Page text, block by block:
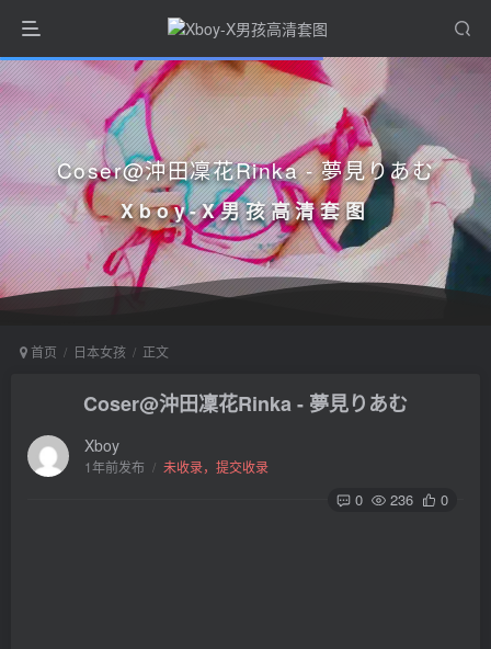
Coser@沖田凜花Rinka - 夢見りあむ
Xboy-X男孩高清套图
首页 日本女孩 正文
Coser@沖田凜花Rinka - 夢見りあむ
Xboy
1年前发布 / 未收录，提交收录
0 236 0